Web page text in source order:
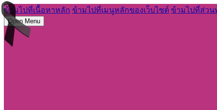
ข้ามไปที่เนื้อหาหลัก ข้ามไปที่เมนูหลักของเว็บไซต์ ข้ามไปที่ส่วน
Open Menu